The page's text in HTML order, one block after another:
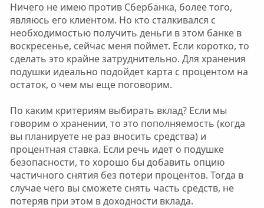
Ничего не имею против Сбербанка, более того,
являюсь его клиентом. Но кто сталкивался с
необходимостью получить деньги в этом банке в
воскресенье, сейчас меня поймет. Если коротко, то
сделать это крайне затруднительно. Для хранения
подушки идеально подойдет карта с процентом на
остаток, о чем мы еще поговорим.
По каким критериям выбирать вклад? Если мы
говорим о хранении, то это пополняемость (когда
вы планируете не раз вносить средства) и
процентная ставка. Если речь идет о подушке
безопасности, то хорошо бы добавить опцию
частичного снятия без потери процентов. Тогда в
случае чего вы сможете снять часть средств, не
потеряв при этом в доходности вклада.